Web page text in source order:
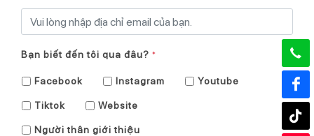
Bạn biết đến tôi qua đâu? *
Facebook Instagram Youtube
Tiktok Website
Người thân giới thiệu